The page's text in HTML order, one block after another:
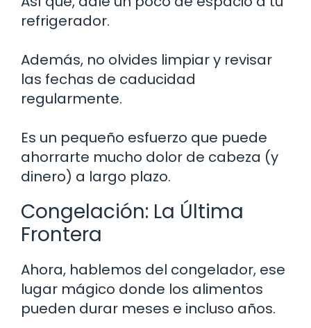
refrigerador.
Además, no olvides limpiar y revisar
las fechas de caducidad
regularmente.
Es un pequeño esfuerzo que puede
ahorrarte mucho dolor de cabeza (y
dinero) a largo plazo.
Congelación: La Última
Frontera
Ahora, hablemos del congelador, ese
lugar mágico donde los alimentos
pueden durar meses e incluso años.